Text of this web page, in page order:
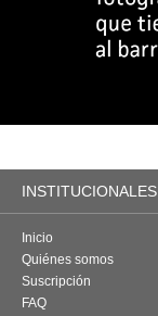
INSTITUCIONALES
Inicio
Quiénes somos
Suscripción
FAQ